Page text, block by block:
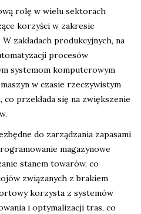
rolę w wielu sektorach
korzyści w zakresie
zakładach produkcyjnych, na
procesów
systemom komputerowym
w czasie rzeczywistym
przekłada się na zwiększenie
do zarządzania zapasami
magazynowe
stanem towarów, co
związanych z brakiem
korzysta z systemów
i optymalizacji tras, co